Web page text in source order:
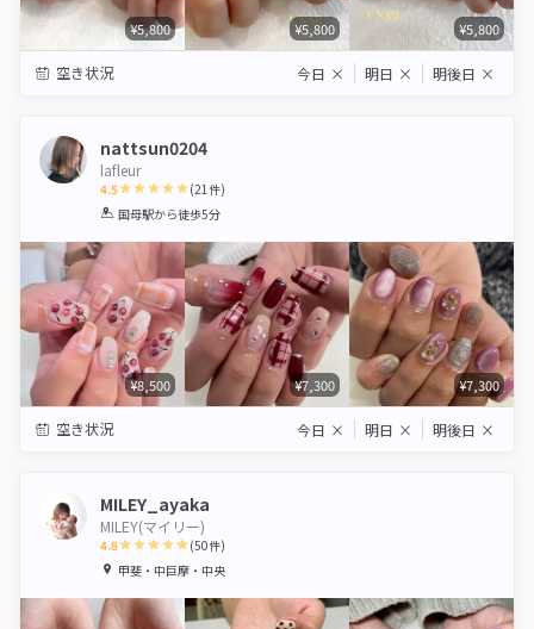
¥5,800 ¥5,800 ¥5,800
空き状況 今日 × 明日 × 明後日 ×
nattsun0204
lafleur
4.5
1 2 3 4 5
(21件)
国母駅から徒歩5分
¥8,500 ¥7,300 ¥7,300
空き状況 今日 × 明日 × 明後日 ×
MILEY_ayaka
MILEY(マイリー)
4.8
1 2 3 4 5
(50件)
甲斐・中巨摩・中央